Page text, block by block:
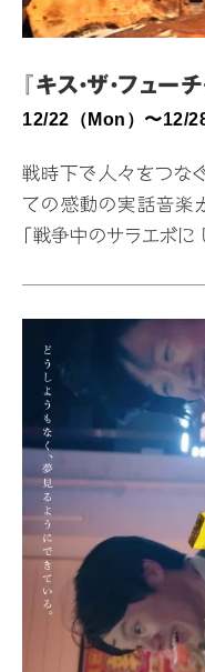
『キス・ザ・フューチ
12/22（Mon）〜12/
戦時下で⼈々をつな
ての感動の実話⾳楽
「戦争中のサラエボ
万 5 千⼈を前にサラ
がれている。かつて
く共存していたが、紛
イブは、そんな⼈々
った。本作は、U2 が
イブをする約束を果た
マット・デ…